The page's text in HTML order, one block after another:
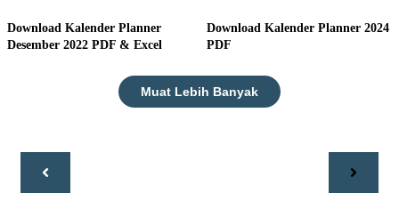
Download Kalender Planner
Desember 2022 PDF & Excel
Download Kalender Planner 2024
PDF
Muat Lebih Banyak